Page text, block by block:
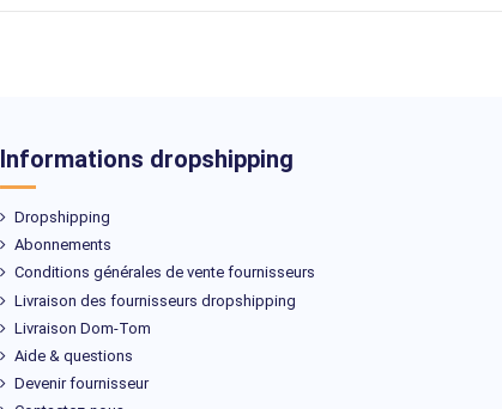
Informations dropshipping
Dropshipping
Abonnements
Conditions générales de vente fournisseurs
Livraison des fournisseurs dropshipping
Livraison Dom-Tom
Aide & questions
Devenir fournisseur